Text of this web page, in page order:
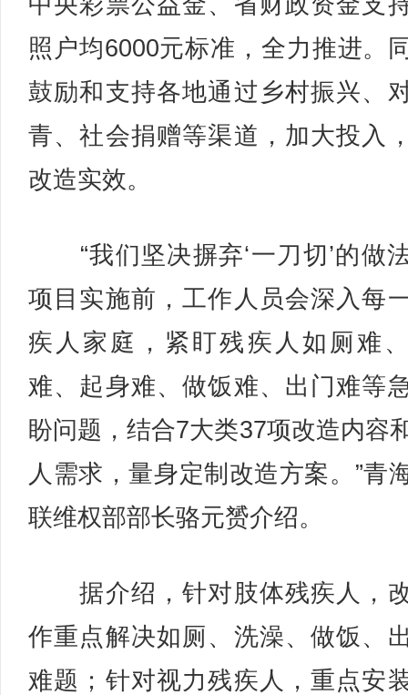
照户均6000元标准，全力推进。
鼓励和支持各地通过乡村振兴、
青、社会捐赠等渠道，加大投入
改造实效。
“我们坚决摒弃‘一刀切’的做
项目实施前，工作人员会深入每
疾人家庭，紧盯残疾人如厕难
难、起身难、做饭难、出门难等
盼问题，结合7大类37项改造内容
人需求，量身定制改造方案。”青
联维权部部长骆元赟介绍。
据介绍，针对肢体残疾人，
作重点解决如厕、洗澡、做饭、
难题；针对视力残疾人，重点安